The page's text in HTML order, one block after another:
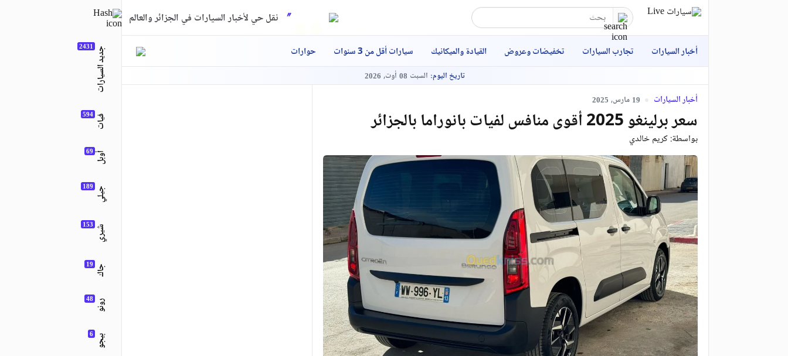
نقل حي لأخبار السيارات في الجزائر والعالم
أخبار السيارات تجارب السيارات تخفيضات وعروض القيادة والميكانيك سيارات أقل من 3 سنوات حوارات
تاريخ اليوم: السبت 08 أوت, 2026
أخبار السيارات 19 مارس, 2025
سعر برلينغو 2025 أقوى منافس لفيات بانوراما بالجزائر
بواسطة:كريم خالدي
جديد السيارات
فيات
أوبل
جيلي
شيري
جاك
رونو
بيجو